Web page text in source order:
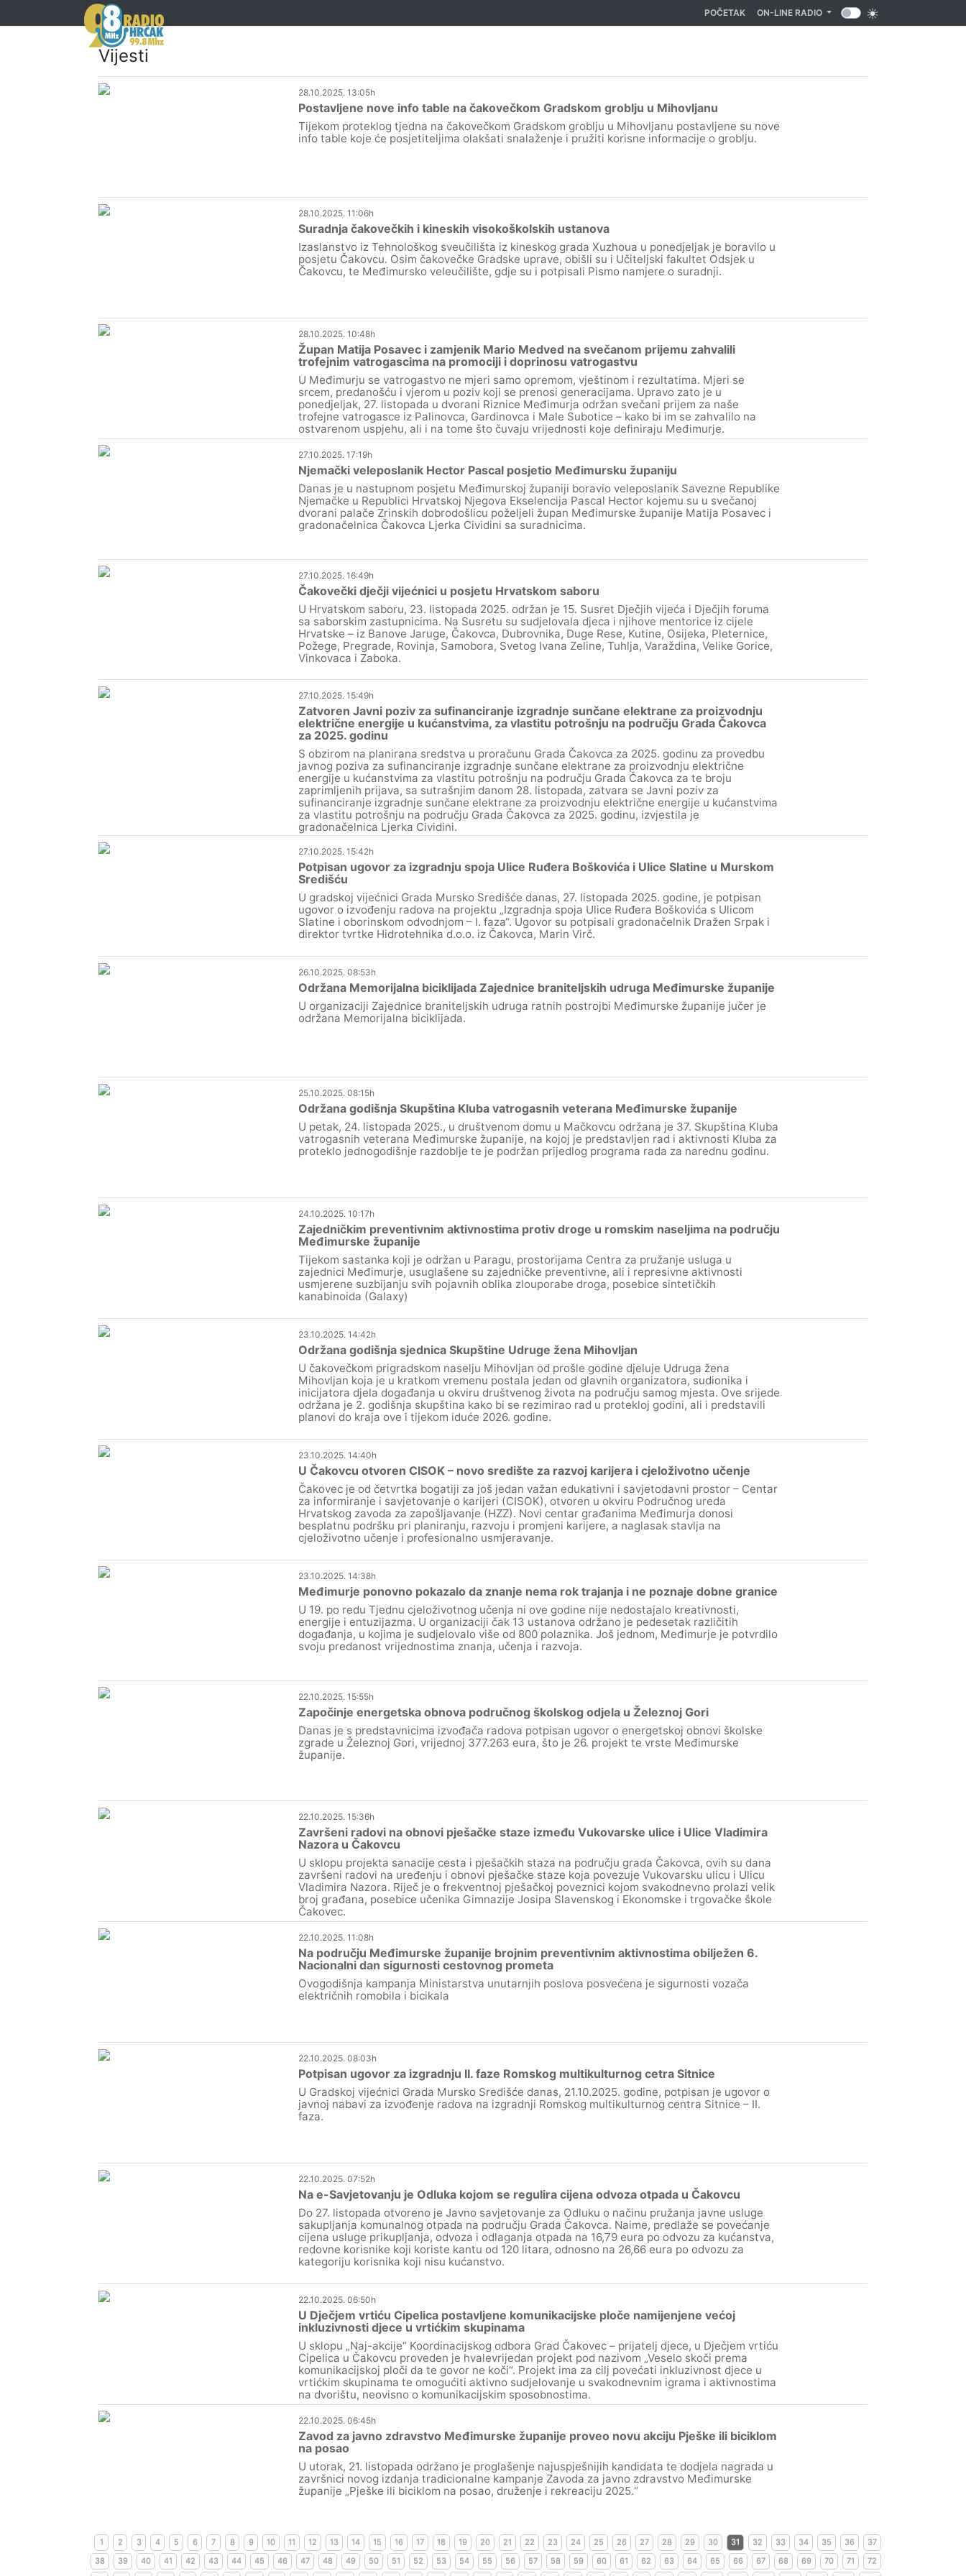
POČETAK(CURRENT)
ON-LINE RADIO
Vijesti
28.10.2025. 13:05h
Postavljene nove info table na čakovečkom Gradskom groblju u Mihovljanu
Tijekom proteklog tjedna na čakovečkom Gradskom groblju u Mihovljanu postavljene su nove
info table koje će posjetiteljima olakšati snalaženje i pružiti korisne informacije o groblju.
28.10.2025. 11:06h
Suradnja čakovečkih i kineskih visokoškolskih ustanova
Izaslanstvo iz Tehnološkog sveučilišta iz kineskog grada Xuzhoua u ponedjeljak je boravilo u
posjetu Čakovcu. Osim čakovečke Gradske uprave, obišli su i Učiteljski fakultet Odsjek u
Čakovcu, te Međimursko veleučilište, gdje su i potpisali Pismo namjere o suradnji.
28.10.2025. 10:48h
Župan Matija Posavec i zamjenik Mario Medved na svečanom prijemu zahvalili
trofejnim vatrogascima na promociji i doprinosu vatrogastvu
U Međimurju se vatrogastvo ne mjeri samo opremom, vještinom i rezultatima. Mjeri se
srcem, predanošću i vjerom u poziv koji se prenosi generacijama. Upravo zato je u
ponedjeljak, 27. listopada u dvorani Riznice Međimurja održan svečani prijem za naše
trofejne vatrogasce iz Palinovca, Gardinovca i Male Subotice – kako bi im se zahvalilo na
ostvarenom uspjehu, ali i na tome što čuvaju vrijednosti koje definiraju Međimurje.
27.10.2025. 17:19h
Njemački veleposlanik Hector Pascal posjetio Međimursku županiju
Danas je u nastupnom posjetu Međimurskoj županiji boravio veleposlanik Savezne Republike
Njemačke u Republici Hrvatskoj Njegova Ekselencija Pascal Hector kojemu su u svečanoj
dvorani palače Zrinskih dobrodošlicu poželjeli župan Međimurske županije Matija Posavec i
gradonačelnica Čakovca Ljerka Cividini sa suradnicima.
27.10.2025. 16:49h
Čakovečki dječji vijećnici u posjetu Hrvatskom saboru
U Hrvatskom saboru, 23. listopada 2025. održan je 15. Susret Dječjih vijeća i Dječjih foruma
sa saborskim zastupnicima. Na Susretu su sudjelovala djeca i njihove mentorice iz cijele
Hrvatske – iz Banove Jaruge, Čakovca, Dubrovnika, Duge Rese, Kutine, Osijeka, Pleternice,
Požege, Pregrade, Rovinja, Samobora, Svetog Ivana Zeline, Tuhlja, Varaždina, Velike Gorice,
Vinkovaca i Zaboka.
27.10.2025. 15:49h
Zatvoren Javni poziv za sufinanciranje izgradnje sunčane elektrane za proizvodnju
električne energije u kućanstvima, za vlastitu potrošnju na području Grada Čakovca
za 2025. godinu
S obzirom na planirana sredstva u proračunu Grada Čakovca za 2025. godinu za provedbu
javnog poziva za sufinanciranje izgradnje sunčane elektrane za proizvodnju električne
energije u kućanstvima za vlastitu potrošnju na području Grada Čakovca za te broju
zaprimljenih prijava, sa sutrašnjim danom 28. listopada, zatvara se Javni poziv za
sufinanciranje izgradnje sunčane elektrane za proizvodnju električne energije u kućanstvima
za vlastitu potrošnju na području Grada Čakovca za 2025. godinu, izvjestila je
gradonačelnica Ljerka Cividini.
27.10.2025. 15:42h
Potpisan ugovor za izgradnju spoja Ulice Ruđera Boškovića i Ulice Slatine u Murskom
Središću
U gradskoj vijećnici Grada Mursko Središće danas, 27. listopada 2025. godine, je potpisan
ugovor o izvođenju radova na projektu „Izgradnja spoja Ulice Ruđera Boškovića s Ulicom
Slatine i oborinskom odvodnjom – I. faza“. Ugovor su potpisali gradonačelnik Dražen Srpak i
direktor tvrtke Hidrotehnika d.o.o. iz Čakovca, Marin Virč.
26.10.2025. 08:53h
Održana Memorijalna biciklijada Zajednice braniteljskih udruga Međimurske županije
U organizaciji Zajednice braniteljskih udruga ratnih postrojbi Međimurske županije jučer je
održana Memorijalna biciklijada.
25.10.2025. 08:15h
Održana godišnja Skupština Kluba vatrogasnih veterana Međimurske županije
U petak, 24. listopada 2025., u društvenom domu u Mačkovcu održana je 37. Skupština Kluba
vatrogasnih veterana Međimurske županije, na kojoj je predstavljen rad i aktivnosti Kluba za
proteklo jednogodišnje razdoblje te je podržan prijedlog programa rada za narednu godinu.
24.10.2025. 10:17h
Zajedničkim preventivnim aktivnostima protiv droge u romskim naseljima na području
Međimurske županije
Tijekom sastanka koji je održan u Paragu, prostorijama Centra za pružanje usluga u
zajednici Međimurje, usuglašene su zajedničke preventivne, ali i represivne aktivnosti
usmjerene suzbijanju svih pojavnih oblika zlouporabe droga, posebice sintetičkih
kanabinoida (Galaxy)
23.10.2025. 14:42h
Održana godišnja sjednica Skupštine Udruge žena Mihovljan
U čakovečkom prigradskom naselju Mihovljan od prošle godine djeluje Udruga žena
Mihovljan koja je u kratkom vremenu postala jedan od glavnih organizatora, sudionika i
inicijatora djela događanja u okviru društvenog života na području samog mjesta. Ove srijede
održana je 2. godišnja skupština kako bi se rezimirao rad u protekloj godini, ali i predstavili
planovi do kraja ove i tijekom iduće 2026. godine.
23.10.2025. 14:40h
U Čakovcu otvoren CISOK – novo središte za razvoj karijera i cjeloživotno učenje
Čakovec je od četvrtka bogatiji za još jedan važan edukativni i savjetodavni prostor – Centar
za informiranje i savjetovanje o karijeri (CISOK), otvoren u okviru Područnog ureda
Hrvatskog zavoda za zapošljavanje (HZZ). Novi centar građanima Međimurja donosi
besplatnu podršku pri planiranju, razvoju i promjeni karijere, a naglasak stavlja na
cjeloživotno učenje i profesionalno usmjeravanje.
23.10.2025. 14:38h
Međimurje ponovno pokazalo da znanje nema rok trajanja i ne poznaje dobne granice
U 19. po redu Tjednu cjeloživotnog učenja ni ove godine nije nedostajalo kreativnosti,
energije i entuzijazma. U organizaciji čak 13 ustanova održano je pedesetak različitih
događanja, u kojima je sudjelovalo više od 800 polaznika. Još jednom, Međimurje je potvrdilo
svoju predanost vrijednostima znanja, učenja i razvoja.
22.10.2025. 15:55h
Započinje energetska obnova područnog školskog odjela u Železnoj Gori
Danas je s predstavnicima izvođača radova potpisan ugovor o energetskoj obnovi školske
zgrade u Železnoj Gori, vrijednoj 377.263 eura, što je 26. projekt te vrste Međimurske
županije.
22.10.2025. 15:36h
Završeni radovi na obnovi pješačke staze između Vukovarske ulice i Ulice Vladimira
Nazora u Čakovcu
U sklopu projekta sanacije cesta i pješačkih staza na području grada Čakovca, ovih su dana
završeni radovi na uređenju i obnovi pješačke staze koja povezuje Vukovarsku ulicu i Ulicu
Vladimira Nazora. Riječ je o frekventnoj pješačkoj poveznici kojom svakodnevno prolazi velik
broj građana, posebice učenika Gimnazije Josipa Slavenskog i Ekonomske i trgovačke škole
Čakovec.
22.10.2025. 11:08h
Na području Međimurske županije brojnim preventivnim aktivnostima obilježen 6.
Nacionalni dan sigurnosti cestovnog prometa
Ovogodišnja kampanja Ministarstva unutarnjih poslova posvećena je sigurnosti vozača
električnih romobila i bicikala
22.10.2025. 08:03h
Potpisan ugovor za izgradnju II. faze Romskog multikulturnog cetra Sitnice
U Gradskoj vijećnici Grada Mursko Središće danas, 21.10.2025. godine, potpisan je ugovor o
javnoj nabavi za izvođenje radova na izgradnji Romskog multikulturnog centra Sitnice – II.
faza.
22.10.2025. 07:52h
Na e-Savjetovanju je Odluka kojom se regulira cijena odvoza otpada u Čakovcu
Do 27. listopada otvoreno je Javno savjetovanje za Odluku o načinu pružanja javne usluge
sakupljanja komunalnog otpada na području Grada Čakovca. Naime, predlaže se povećanje
cijena usluge prikupljanja, odvoza i odlaganja otpada na 16,79 eura po odvozu za kućanstva,
redovne korisnike koji koriste kantu od 120 litara, odnosno na 26,66 eura po odvozu za
kategoriju korisnika koji nisu kućanstvo.
22.10.2025. 06:50h
U Dječjem vrtiću Cipelica postavljene komunikacijske ploče namijenjene većoj
inkluzivnosti djece u vrtićkim skupinama
U sklopu „Naj-akcije“ Koordinacijskog odbora Grad Čakovec – prijatelj djece, u Dječjem vrtiću
Cipelica u Čakovcu proveden je hvalevrijedan projekt pod nazivom „Veselo skoči prema
komunikacijskoj ploči da te govor ne koči“. Projekt ima za cilj povećati inkluzivnost djece u
vrtićkim skupinama te omogućiti aktivno sudjelovanje u svakodnevnim igrama i aktivnostima
na dvorištu, neovisno o komunikacijskim sposobnostima.
22.10.2025. 06:45h
Zavod za javno zdravstvo Međimurske županije proveo novu akciju Pješke ili biciklom
na posao
U utorak, 21. listopada održano je proglašenje najuspješnijih kandidata te dodjela nagrada u
završnici novog izdanja tradicionalne kampanje Zavoda za javno zdravstvo Međimurske
županije „Pješke ili biciklom na posao, druženje i rekreaciju 2025.“
1 2 3 4 5 6 7 8 9 10 11 12 13 14 15 16 17 18 19 20 21 22 23 24 25 26 27 28 29 30 31 32 33 34 35 36
37
38
39 40 41 42 43 44 45 46 47 48 49 50 51 52 53 54 55 56 57 58 59 60 61 62 63 64 65 66 67 68 69 70 71
72